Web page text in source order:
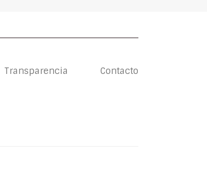
Transparencia Contacto